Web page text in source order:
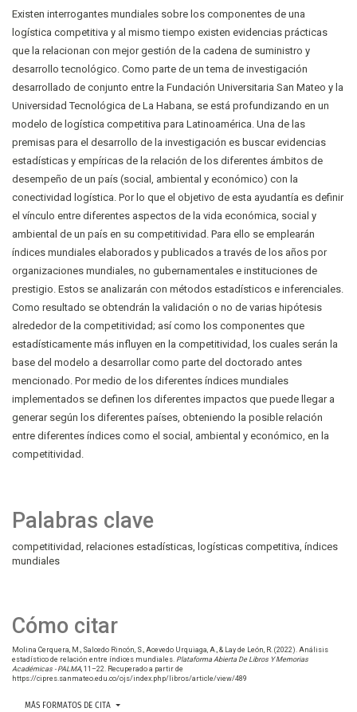
Palabras clave
competitividad relaciones estadísticas logísticas competitiva índices
mundiales
Cómo citar
Molina Cerquera, M., Salcedo Rincón, S., Acevedo Urquiaga, A., & Lay de León, R. (2022). Análisis
estadístico de relación entre índices mundiales. Plataforma Abierta De Libros Y Memorias
Académicas - PALMA, 11–22. Recuperado a partir de
https://cipres.sanmateo.edu.co/ojs/index.php/libros/article/view/489
MÁS FORMATOS DE CITA
Existen interrogantes mundiales sobre los componentes de una
logística competitiva y al mismo tiempo existen evidencias prácticas
que la relacionan con mejor gestión de la cadena de suministro y
desarrollo tecnológico. Como parte de un tema de investigación
desarrollado de conjunto entre la Fundación Universitaria San Mateo y la
Universidad Tecnológica de La Habana, se está profundizando en un
modelo de logística competitiva para Latinoamérica. Una de las
premisas para el desarrollo de la investigación es buscar evidencias
estadísticas y empíricas de la relación de los diferentes ámbitos de
desempeño de un país (social, ambiental y económico) con la
conectividad logística. Por lo que el objetivo de esta ayudantía es definir
el vínculo entre diferentes aspectos de la vida económica, social y
ambiental de un país en su competitividad. Para ello se emplearán
índices mundiales elaborados y publicados a través de los años por
organizaciones mundiales, no gubernamentales e instituciones de
prestigio. Estos se analizarán con métodos estadísticos e inferenciales.
Como resultado se obtendrán la validación o no de varias hipótesis
alrededor de la competitividad; así como los componentes que
estadísticamente más influyen en la competitividad, los cuales serán la
base del modelo a desarrollar como parte del doctorado antes
mencionado. Por medio de los diferentes índices mundiales
implementados se definen los diferentes impactos que puede llegar a
generar según los diferentes países, obteniendo la posible relación
entre diferentes índices como el social, ambiental y económico, en la
competitividad.